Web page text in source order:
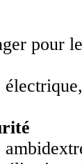
pour